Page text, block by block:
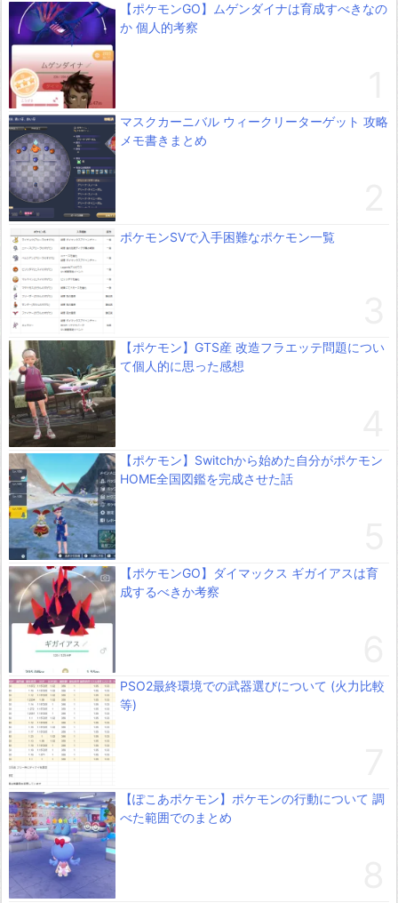
【ポケモンGO】ムゲンダイナは育成すべきなの
か 個人的考察
マスクカーニバル ウィークリーターゲット 攻略
メモ書きまとめ
ポケモンSVで入手困難なポケモン一覧
【ポケモン】GTS産 改造フラエッテ問題につい
て個人的に思った感想
【ポケモン】Switchから始めた自分がポケモン
HOME全国図鑑を完成させた話
【ポケモンGO】ダイマックス ギガイアスは育
成するべきか考察
PSO2最終環境での武器選びについて (火力比較
等)
【ぽこあポケモン】ポケモンの行動について 調
べた範囲でのまとめ